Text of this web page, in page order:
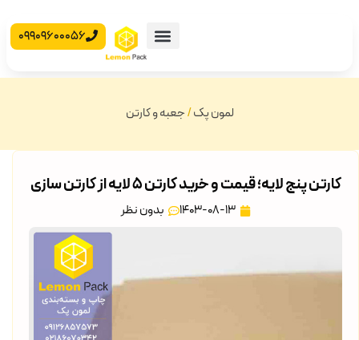
09909600056
لمون پک/جعبه و کارتن
کارتن پنج لایه؛ قیمت و خرید کارتن 5 لایه از کارتن سازی
1403-08-13 بدون نظر